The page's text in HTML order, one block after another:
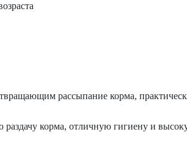
рассыпание корма,
корма, отличную гигиену и